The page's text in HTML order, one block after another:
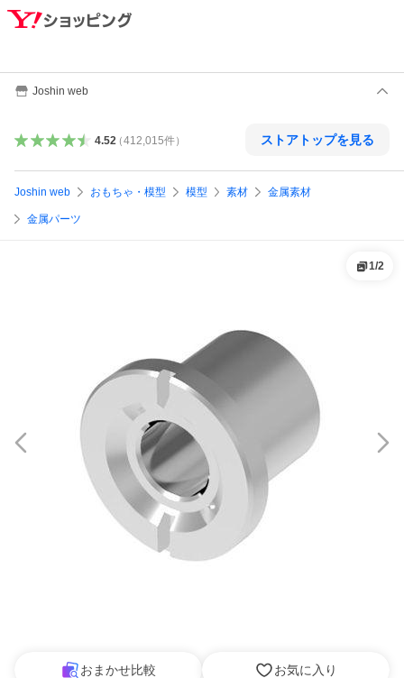
Joshin web
4.52（412,015件） ストアトップを見る
Joshin web おもちゃ・模型 模型 素材 金属素材
金属パーツ
1/2
おまかせ比較 お気に入り